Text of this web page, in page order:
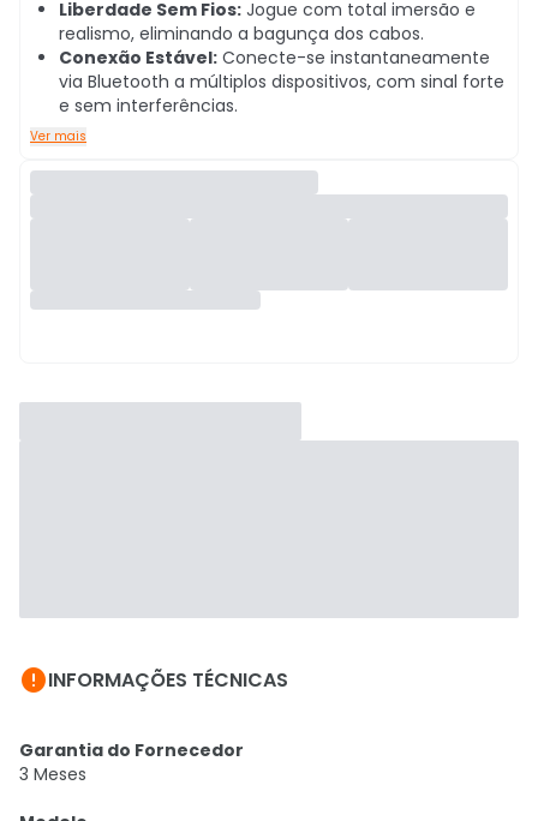
Liberdade Sem Fios: Jogue com total imersão e
realismo, eliminando a bagunça dos cabos.
Conexão Estável: Conecte-se instantaneamente
via Bluetooth a múltiplos dispositivos, com sinal forte
e sem interferências.
Ver mais
INFORMAÇÕES TÉCNICAS
Garantia do Fornecedor
3 Meses